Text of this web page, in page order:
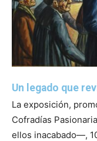
Un legado que
La exposición,
Cofradías
ellos inacabado—,